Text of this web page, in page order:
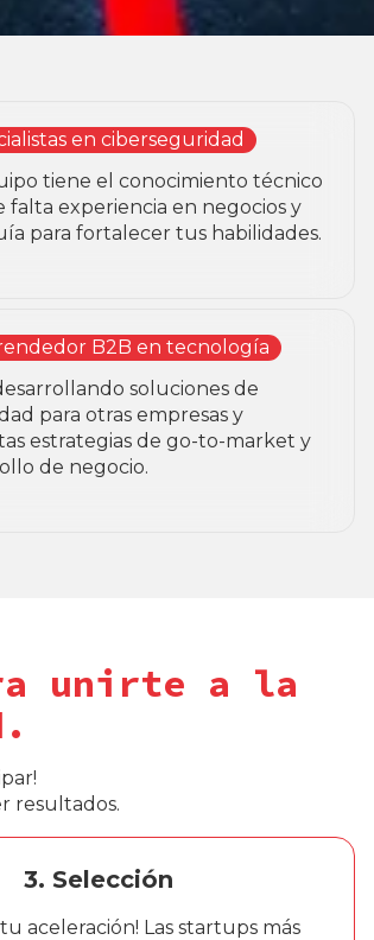
en ciberseguridad
tiene el conocimiento técnico
falta experiencia en negocios y
para fortalecer tus habilidades.
B2B en tecnología
soluciones de
para otras empresas y
estrategias de go-to-market y
de negocio.
unirte a la
resultados.
3. Selección
tu aceleración! Las startups más